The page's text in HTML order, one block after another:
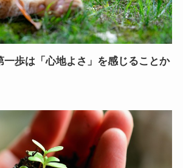
一歩は「心地よさ」を感じることか